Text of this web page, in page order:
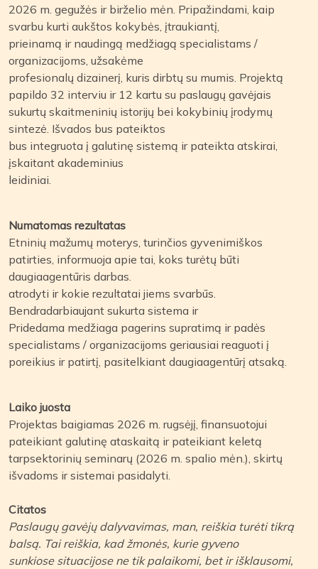
2026 m. gegužės ir birželio mėn. Pripažindami, kaip
svarbu kurti aukštos kokybės, įtraukiantį,
prieinamą ir naudingą medžiagą specialistams /
organizacijoms, užsakėme
profesionalų dizainerį, kuris dirbtų su mumis. Projektą
papildo 32 interviu ir 12 kartu su paslaugų gavėjais
sukurtų skaitmeninių istorijų bei kokybinių įrodymų
sintezė. Išvados bus pateiktos
bus integruota į galutinę sistemą ir pateikta atskirai,
įskaitant akademinius
leidiniai.
Numatomas rezultatas
Etninių mažumų moterys, turinčios gyvenimiškos
patirties, informuoja apie tai, koks turėtų būti
daugiaagentūris darbas.
atrodyti ir kokie rezultatai jiems svarbūs.
Bendradarbiaujant sukurta sistema ir
Pridedama medžiaga pagerins supratimą ir padės
specialistams / organizacijoms geriausiai reaguoti į
poreikius ir patirtį, pasitelkiant daugiaagentūrį atsaką.
Laiko juosta
Projektas baigiamas 2026 m. rugsėjį, finansuotojui
pateikiant galutinę ataskaitą ir pateikiant keletą
tarpsektorinių seminarų (2026 m. spalio mėn.), skirtų
išvadoms ir sistemai pasidalyti.
Citatos
Paslaugų gavėjų dalyvavimas, man, reiškia turėti tikrą
balsą. Tai reiškia, kad žmonės, kurie gyveno
sunkiose situacijose ne tik palaikomi, bet ir išklausomi,